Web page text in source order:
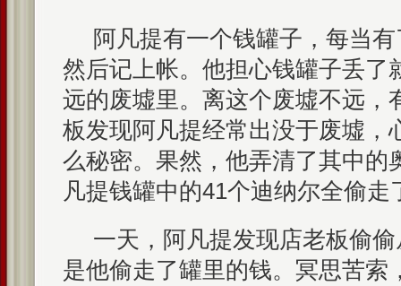
阿凡提有一个钱罐子，每当
然后记上帐。他担心钱罐子丢了
远的废墟里。离这个废墟不远，
板发现阿凡提经常出没于废墟，
么秘密。果然，他弄清了其中的
凡提钱罐中的41个迪纳尔全偷走
一天，阿凡提发现店老板偷
是他偷走了罐里的钱。冥思苦索